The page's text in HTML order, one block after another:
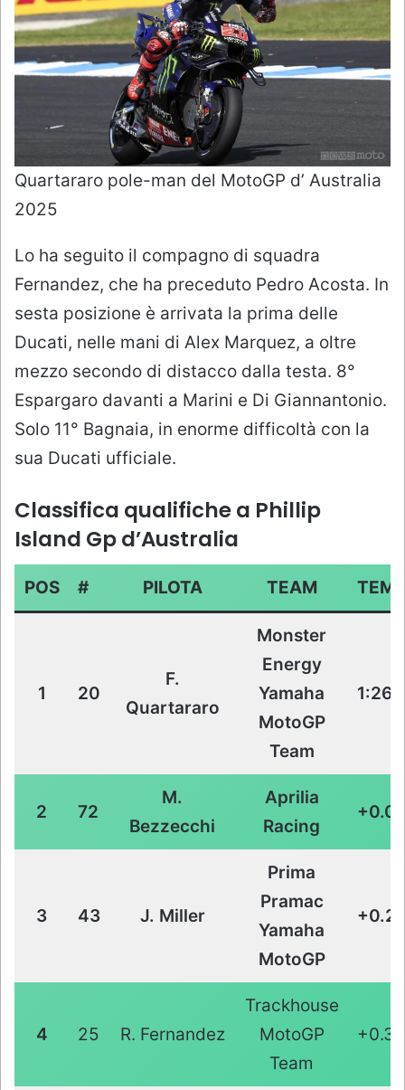
Quartararo pole-man del MotoGP d’ Australia
2025
Lo ha seguito il compagno di squadra
Fernandez, che ha preceduto Pedro Acosta. In
sesta posizione è arrivata la prima delle
Ducati, nelle mani di Alex Marquez, a oltre
mezzo secondo di distacco dalla testa. 8°
Espargaro davanti a Marini e Di Giannantonio.
Solo 11° Bagnaia, in enorme difficoltà con la
sua Ducati ufficiale.
Classifica qualifiche a Phillip
Island Gp d’Australia
POS # PILOTA TEAM
1 20
F.
Quartararo
Monster
Energy
Yamaha
MotoGP
Team
2 72
M.
Bezzecchi
Aprilia
Racing
3 43 J. Miller
Prima
Pramac
Yamaha
MotoGP
4 25 R. Fernandez
Trackhouse
MotoGP
Team